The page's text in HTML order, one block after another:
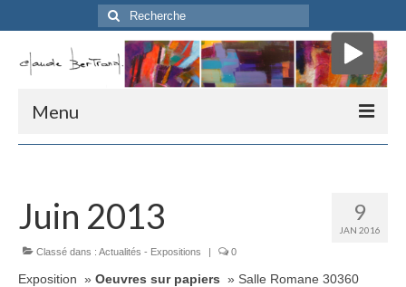
Rechercher
:
Menu
Critique d’Art
Mon atelier
9
JAN 2016
Juin 2013
Classé dans : Actualités - Expositions | 0
Exposition » Oeuvres sur papiers » Salle Romane 30360